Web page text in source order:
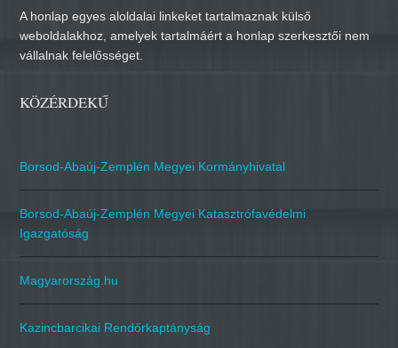
A honlap egyes aloldalai linkeket tartalmaznak külső
weboldalakhoz, amelyek tartalmáért a honlap szerkesztői nem
vállalnak felelősséget.
KÖZÉRDEKŰ
Borsod-Abaúj-Zemplén Megyei Kormányhivatal
Borsod-Abaúj-Zemplén Megyei Katasztrófavédelmi
Igazgatóság
Magyarország.hu
Kazincbarcikai Rendőrkaptányság